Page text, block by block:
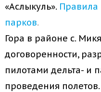
«Аслыкуль».
парков.
Гора в районе с.
договоренности,
пилотами дельта- и
проведения полетов.